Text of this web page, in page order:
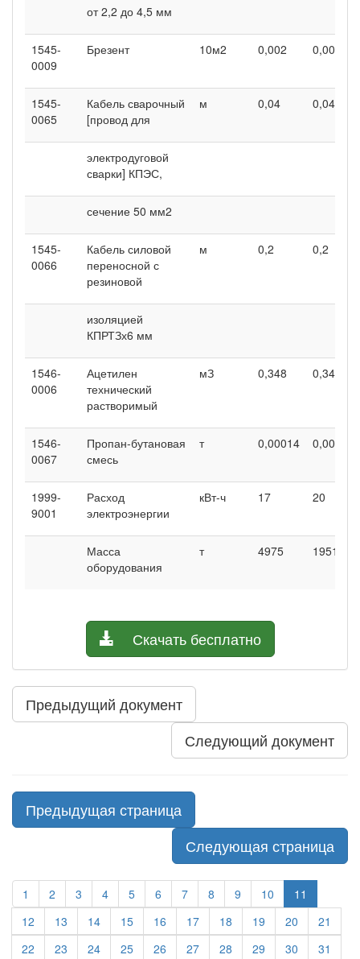
от 2,2 до 4,5 мм
1545-
0009
Брезент 10м2 0,002 0,002
1545-
0065
Кабель сварочный
[провод для
м 0,04 0,04
электродуговой
сварки] КПЭС,
сечение 50 мм2
1545-
0066
Кабель силовой
переносной с
резиновой
м 0,2 0,2
изоляцией
КПРТЗх6 мм
1546-
0006
Ацетилен
технический
растворимый
мЗ 0,348 0,348
1546-
0067
Пропан-бутановая
смесь
т 0,00014 0,00014
1999-
9001
Расход
электроэнергии
кВт-ч 17 20
Масса
оборудования
т 4975 19518
Скачать бесплатно
Предыдущий документ
Следующий документ
Предыдущая страница
Следующая страница
1 2 3 4 5 6 7 8 9 10
11
12
13 14 15 16 17 18 19 20
21
22
23 24 25 26 27 28 29 30
31